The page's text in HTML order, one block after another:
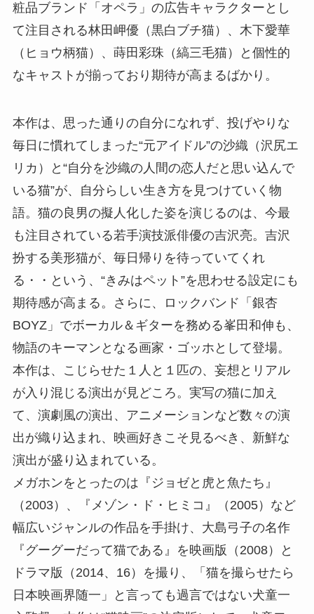
粧品ブランド「オペラ」の広告キャラクターとし
て注目される林田岬優（黒白ブチ猫）、木下愛華
（ヒョウ柄猫）、蒔田彩珠（縞三毛猫）と個性的
なキャストが揃っており期待が高まるばかり。
本作は、思った通りの自分になれず、投げやりな
毎日に慣れてしまった“元アイドル”の沙織（沢尻エ
リカ）と“自分を沙織の人間の恋人だと思い込んで
いる猫”が、自分らしい生き方を見つけていく物
語。猫の良男の擬人化した姿を演じるのは、今最
も注目されている若手演技派俳優の吉沢亮。吉沢
扮する美形猫が、毎日帰りを待っていてくれ
る・・という、“きみはペット”を思わせる設定にも
期待感が高まる。さらに、ロックバンド「銀杏
BOYZ」でボーカル＆ギターを務める峯田和伸も、
物語のキーマンとなる画家・ゴッホとして登場。
本作は、こじらせた１人と１匹の、妄想とリアル
が入り混じる演出が見どころ。実写の猫に加え
て、演劇風の演出、アニメーションなど数々の演
出が織り込まれ、映画好きこそ見るべき、新鮮な
演出が盛り込まれている。
メガホンをとったのは『ジョゼと虎と魚たち』
（2003）、『メゾン・ド・ヒミコ』（2005）など
幅広いジャンルの作品を手掛け、大島弓子の名作
『グーグーだって猫である』を映画版（2008）と
ドラマ版（2014、16）を撮り、「猫を撮らせたら
日本映画界随一」と言っても過言ではない犬童一